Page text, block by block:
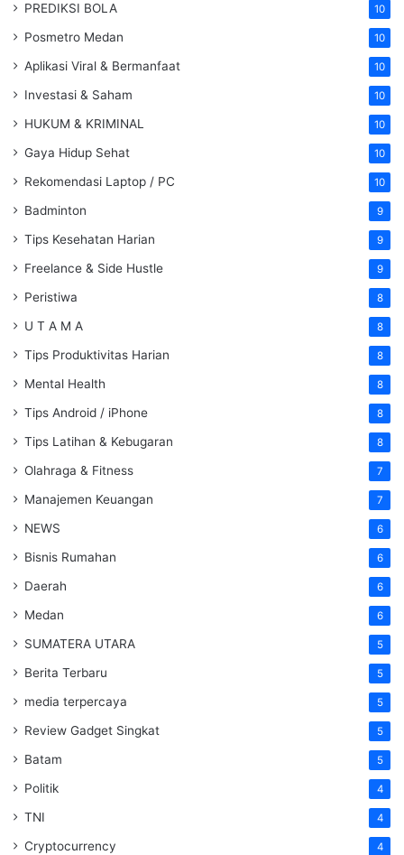
PREDIKSI BOLA 10
Posmetro Medan 10
Aplikasi Viral & Bermanfaat 10
Investasi & Saham 10
HUKUM & KRIMINAL 10
Gaya Hidup Sehat 10
Rekomendasi Laptop / PC 10
Badminton 9
Tips Kesehatan Harian 9
Freelance & Side Hustle 9
Peristiwa 8
U T A M A 8
Tips Produktivitas Harian 8
Mental Health 8
Tips Android / iPhone 8
Tips Latihan & Kebugaran 8
Olahraga & Fitness 7
Manajemen Keuangan 7
NEWS 6
Bisnis Rumahan 6
Daerah 6
Medan 6
SUMATERA UTARA 5
Berita Terbaru 5
media terpercaya 5
Review Gadget Singkat 5
Batam 5
Politik 4
TNI 4
Cryptocurrency 4